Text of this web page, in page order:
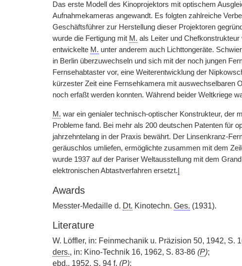
Das erste Modell des Kinoprojektors mit optischem
Aufnahmekameras angewandt. Es folgten zahlreiche
Geschäftsführer zur Herstellung dieser Projektoren
wurde die Fertigung mit M. als Leiter und
entwickelte M. unter anderem auch Lichttongeräte.
in Berlin überzuwechseln und sich mit der noch jungen
Fernsehabtaster vor, eine Weiterentwicklung der
kürzester Zeit eine Fernsehkamera mit auswechselbaren
noch erfaßt werden konnten. Während beider Weltkriege
M. war ein genialer technisch-optischer Konstrukteur, der
Probleme fand. Bei mehr als 200 deutschen Patenten für
jahrzehntelang in der Praxis bewährt. Der Linsenkranz-
geräuschlos umliefen, ermöglichte zusammen mit dem
wurde 1937 auf der Pariser Weltausstellung mit dem
elektronischen Abtastverfahren ersetzt.
Awards
Messter-Medaille d. Dt. Kinotechn. Ges. (1931).
Literature
W. Löffler, in: Feinmechanik u. Präzision 50, 1942, S.
ders., in: Kino-Technik 16, 1962, S. 83-86 (P);
ebd., 1952, S. 94 f. (P);